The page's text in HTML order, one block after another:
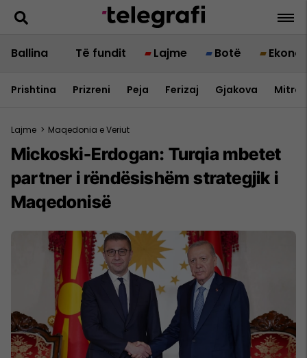
Ballina Të fundit Lajme Botë
Prishtina Prizreni Peja Ferizaj Gjakova
Lajme > Maqedonia e Veriut
Mickoski-Erdogan: Turqia mbetet
partner i rëndësishëm strategjik i
Maqedonisë